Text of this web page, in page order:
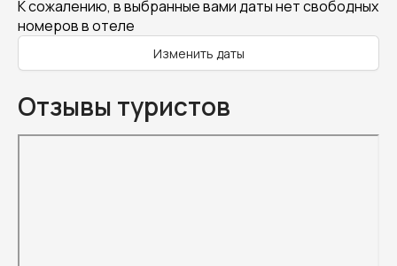
К сожалению, в выбранные вами даты нет свободных
номеров в отеле
Изменить даты
Отзывы туристов